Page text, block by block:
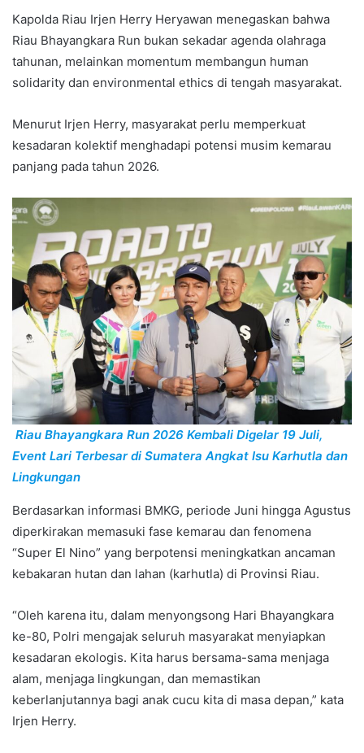
Kapolda Riau Irjen Herry Heryawan menegaskan bahwa
Riau Bhayangkara Run bukan sekadar agenda olahraga
tahunan, melainkan momentum membangun human
solidarity dan environmental ethics di tengah masyarakat.
Menurut Irjen Herry, masyarakat perlu memperkuat
kesadaran kolektif menghadapi potensi musim kemarau
panjang pada tahun 2026.
Riau Bhayangkara Run 2026 Kembali Digelar 19 Juli,
Event Lari Terbesar di Sumatera Angkat Isu Karhutla dan
Lingkungan
Berdasarkan informasi BMKG, periode Juni hingga Agustus
diperkirakan memasuki fase kemarau dan fenomena
“Super El Nino” yang berpotensi meningkatkan ancaman
kebakaran hutan dan lahan (karhutla) di Provinsi Riau.
“Oleh karena itu, dalam menyongsong Hari Bhayangkara
ke-80, Polri mengajak seluruh masyarakat menyiapkan
kesadaran ekologis. Kita harus bersama-sama menjaga
alam, menjaga lingkungan, dan memastikan
keberlanjutannya bagi anak cucu kita di masa depan,” kata
Irjen Herry.